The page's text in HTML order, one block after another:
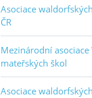
Asociace
ČR
Mezinárodní
mateřských škol
Asociace